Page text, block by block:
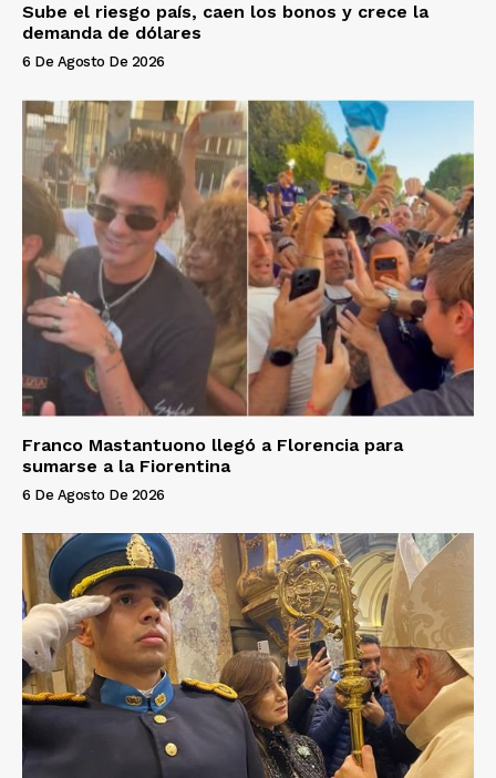
Sube el riesgo país, caen los bonos y crece la
demanda de dólares
6 De Agosto De 2026
Franco Mastantuono llegó a Florencia para
sumarse a la Fiorentina
6 De Agosto De 2026